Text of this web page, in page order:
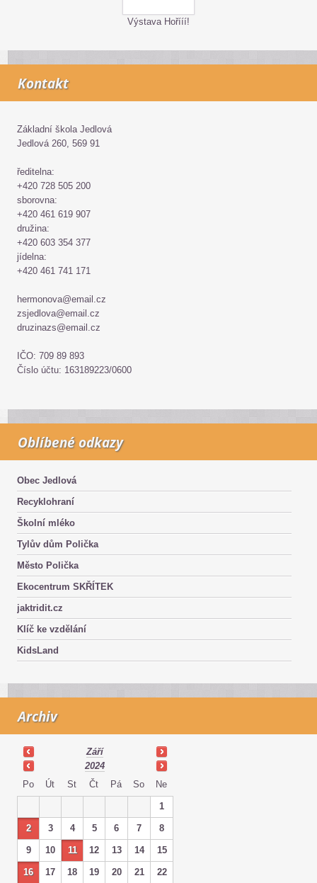
Výstava Hořííí!
Kontakt
Základní škola Jedlová
Jedlová 260, 569 91
ředitelna:
+420 728 505 200
sborovna:
+420 461 619 907
družina:
+420 603 354 377
jídelna:
+420 461 741 171
hermonova@email.cz
zsjedlova@email.cz
druzinazs@email.cz
IČO: 709 89 893
Číslo účtu: 163189223/0600
Oblíbené odkazy
Obec Jedlová
Recyklohraní
Školní mléko
Tylův dům Polička
Město Polička
Ekocentrum SKŘÍTEK
jaktridit.cz
Klíč ke vzdělání
KidsLand
Archiv
Září
2024
Po
Út St Čt Pá So Ne
1
2 3 4 5 6 7 8
9 10 11 12 13 14 15
16 17 18 19 20 21 22